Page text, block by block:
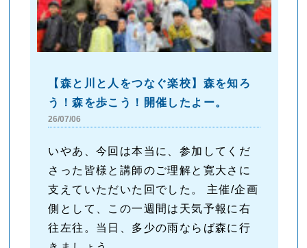
【森と川と人をつなぐ楽校】森を知ろ
う！森を歩こう！開催したよー。
26/07/06
いやあ、今回は本当に、参加してくだ
さった皆様と講師のご理解と寛大さに
支えていただいた回でした。 主催/企画
側として、この一週間は天気予報に右
往左往。当日、多少の雨ならば森に行